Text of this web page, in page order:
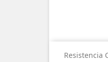
Resistencia